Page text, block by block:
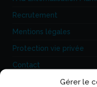
Gérer le
Recrutement
Mentions légales
Protection vie privée
Contact